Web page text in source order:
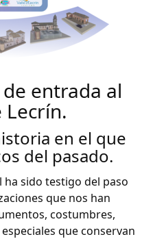
entrada al
Lecrín.
en el que
del pasado.
sido testigo del paso
que nos han
costumbres,
que conservan